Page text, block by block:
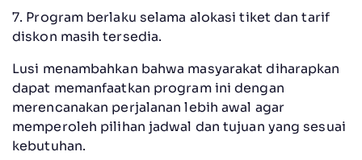
7. Program berlaku selama alokasi tiket dan tarif
diskon masih tersedia.
Lusi menambahkan bahwa masyarakat diharapkan
dapat memanfaatkan program ini dengan
merencanakan perjalanan lebih awal agar
memperoleh pilihan jadwal dan tujuan yang sesuai
kebutuhan.